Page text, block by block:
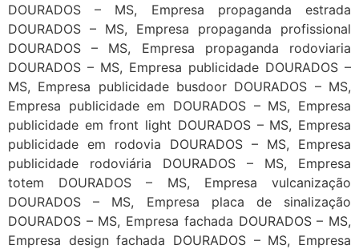
DOURADOS – MS, Empresa propaganda estrada
DOURADOS – MS, Empresa propaganda profissional
DOURADOS – MS, Empresa propaganda rodoviaria
DOURADOS – MS, Empresa publicidade DOURADOS –
MS, Empresa publicidade busdoor DOURADOS – MS,
Empresa publicidade em DOURADOS – MS, Empresa
publicidade em front light DOURADOS – MS, Empresa
publicidade em rodovia DOURADOS – MS, Empresa
publicidade rodoviária DOURADOS – MS, Empresa
totem DOURADOS – MS, Empresa vulcanização
DOURADOS – MS, Empresa placa de sinalização
DOURADOS – MS, Empresa fachada DOURADOS – MS,
Empresa design fachada DOURADOS – MS, Empresa